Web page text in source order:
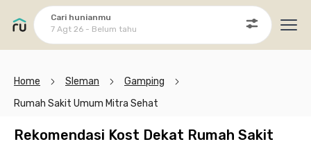
Cari hunianmu
7 Agt 26 - Belum tahu
Home Sleman
Gamping
Rumah Sakit Umum Mitra Sehat
Rekomendasi Kost Dekat Rumah Sakit